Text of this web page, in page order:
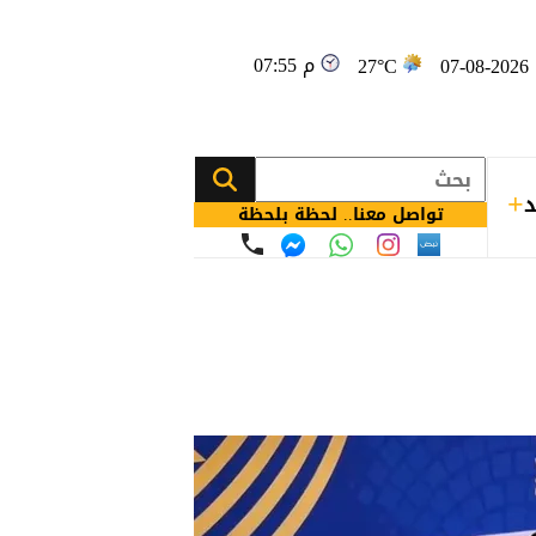
27°C 07:55 م
تواصل معنا.. لحظة بلحظة